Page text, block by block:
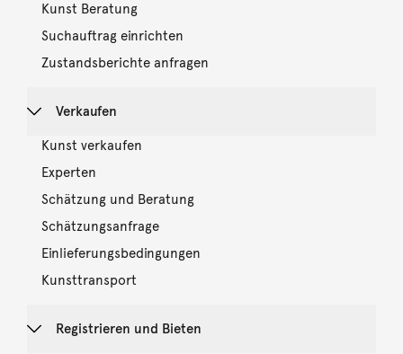
Kunst Beratung
Suchauftrag einrichten
Zustandsberichte anfragen
Verkaufen
Kunst verkaufen
Experten
Schätzung und Beratung
Schätzungsanfrage
Einlieferungsbedingungen
Kunsttransport
Registrieren und Bieten